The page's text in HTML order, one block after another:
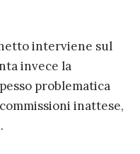
interviene sul
invece la
problematica
inattese,